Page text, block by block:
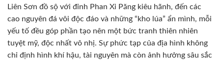
Liên Sơn đồ sộ với đỉnh Phan Xi Păng kiêu hãnh, đến các
cao nguyên đá vôi độc đáo và những “kho lúa” ẩn mình, mỗi
yếu tố đều góp phần tạo nên một bức tranh thiên nhiên
tuyệt mỹ, độc nhất vô nhị. Sự phức tạp của địa hình không
chỉ định hình khí hậu, tài nguyên mà còn ảnh hưởng sâu sắc